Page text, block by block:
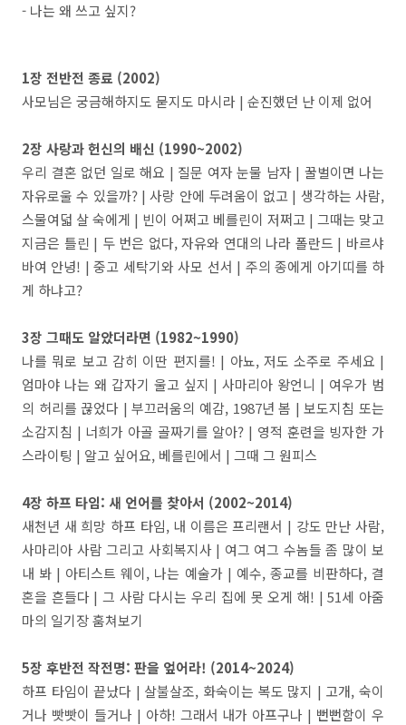
- 나는 왜 쓰고 싶지?
1장 전반전 종료 (2002)
사모님은 궁금해하지도 묻지도 마시라 | 순진했던 난 이제 없어
2장 사랑과 헌신의 배신 (1990~2002)
우리 결혼 없던 일로 해요 | 질문 여자 눈물 남자 | 꿀벌이면 나는
자유로울 수 있을까? | 사랑 안에 두려움이 없고 | 생각하는 사람,
스물여덟 살 숙에게 | 빈이 어쩌고 베를린이 저쩌고 | 그때는 맞고
지금은 틀린 | 두 번은 없다, 자유와 연대의 나라 폴란드 | 바르샤
바여 안녕! | 중고 세탁기와 사모 선서 | 주의 종에게 아기띠를 하
게 하냐고?
3장 그때도 알았더라면 (1982~1990)
나를 뭐로 보고 감히 이딴 편지를! | 아뇨, 저도 소주로 주세요 |
엄마야 나는 왜 갑자기 울고 싶지 | 사마리아 왕언니 | 여우가 범
의 허리를 끊었다 | 부끄러움의 예감, 1987년 봄 | 보도지침 또는
소감지침 | 너희가 아골 골짜기를 알아? | 영적 훈련을 빙자한 가
스라이팅 | 알고 싶어요, 베를린에서 | 그때 그 원피스
4장 하프 타임: 새 언어를 찾아서 (2002~2014)
새천년 새 희망 하프 타임, 내 이름은 프리랜서 | 강도 만난 사람,
사마리아 사람 그리고 사회복지사 | 여그 여그 수놈들 좀 많이 보
내 봐 | 아티스트 웨이, 나는 예술가 | 예수, 종교를 비판하다, 결
혼을 흔들다 | 그 사람 다시는 우리 집에 못 오게 해! | 51세 아줌
마의 일기장 훔쳐보기
5장 후반전 작전명: 판을 엎어라! (2014~2024)
하프 타임이 끝났다 | 살불살조, 화숙이는 복도 많지 | 고개, 숙이
거나 빳빳이 들거나 | 아하! 그래서 내가 아프구나 | 뻔뻔함이 우